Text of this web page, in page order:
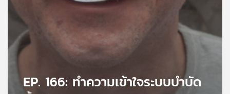
เกี่ยว
กับ
เรา
เครือEP. 166: ทำความเข้าใจระบบบำบัด